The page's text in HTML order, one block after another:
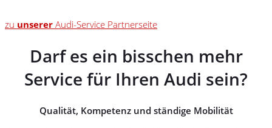
zu unserer Audi-Service Partnerseite
Darf es ein bisschen mehr
Service für Ihren Audi sein?
Qualität, Kompetenz und ständige Mobilität